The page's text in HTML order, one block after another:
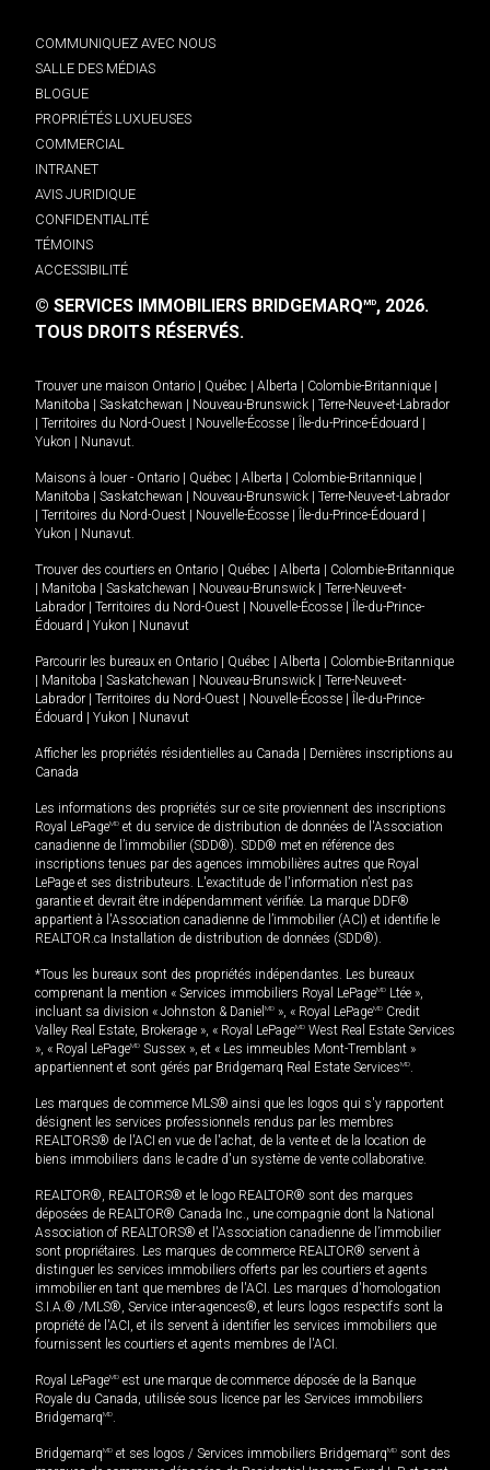
COMMUNIQUEZ AVEC NOUS
SALLE DES MÉDIAS
BLOGUE
PROPRIÉTÉS LUXUEUSES
COMMERCIAL
INTRANET
AVIS JURIDIQUE
CONFIDENTIALITÉ
TÉMOINS
ACCESSIBILITÉ
© SERVICES IMMOBILIERS BRIDGEMARQMD, 2026.
TOUS DROITS RÉSERVÉS.
Trouver une maison Ontario Québec Alberta Colombie-Britannique
Manitoba
Saskatchewan Nouveau-Brunswick
Terre-Neuve-et-Labrador
Territoires du Nord-Ouest Nouvelle-Écosse Île-du-Prince-Édouard
Yukon
Nunavut.
Maisons à louer - Ontario Québec Alberta Colombie-Britannique
Manitoba
Saskatchewan Nouveau-Brunswick
Terre-Neuve-et-Labrador
Territoires du Nord-Ouest Nouvelle-Écosse Île-du-Prince-Édouard
Yukon
Nunavut.
Trouver des courtiers en Ontario Québec Alberta
Colombie-Britannique
Manitoba Saskatchewan Nouveau-Brunswick
Terre-Neuve-et-
Labrador
Territoires du Nord-Ouest Nouvelle-Écosse
Île-du-Prince-
Édouard
Yukon Nunavut
Parcourir les bureaux en Ontario Québec Alberta
Colombie-Britannique
Manitoba Saskatchewan Nouveau-Brunswick
Terre-Neuve-et-
Labrador
Territoires du Nord-Ouest Nouvelle-Écosse
Île-du-Prince-
Édouard
Yukon Nunavut
Afficher les propriétés résidentielles au Canada
Dernières inscriptions au
Canada
Les informations des propriétés sur ce site proviennent des inscriptions
Royal LePageMD et du service de distribution de données de l'Association
canadienne de l’immobilier (SDD®). SDD® met en référence des
inscriptions tenues par des agences immobilières autres que Royal
LePage et ses distributeurs. L'exactitude de l'information n'est pas
garantie et devrait être indépendamment vérifiée. La marque DDF®
appartient à l'Association canadienne de l’immobilier (ACI) et identifie le
REALTOR.ca Installation de distribution de données (SDD®).
*Tous les bureaux sont des propriétés indépendantes. Les bureaux
comprenant la mention « Services immobiliers Royal LePageMD Ltée »,
incluant sa division « Johnston & Daniel MD », « Royal LePageMD Credit
Valley Real Estate, Brokerage », « Royal LePageMD West Real Estate Services
», « Royal LePageMD Sussex », et « Les immeubles Mont-Tremblant »
appartiennent et sont gérés par Bridgemarq Real Estate ServicesMD.
Les marques de commerce MLS® ainsi que les logos qui s'y rapportent
désignent les services professionnels rendus par les membres
REALTORS® de l'ACI en vue de l'achat, de la vente et de la location de
biens immobiliers dans le cadre d'un système de vente collaborative.
REALTOR®, REALTORS® et le logo REALTOR® sont des marques
déposées de REALTOR® Canada Inc., une compagnie dont la National
Association of REALTORS® et l'Association canadienne de l’immobilier
sont propriétaires. Les marques de commerce REALTOR® servent à
distinguer les services immobiliers offerts par les courtiers et agents
immobilier en tant que membres de l'ACI. Les marques d'homologation
S.I.A.® /MLS®, Service inter-agences®, et leurs logos respectifs sont la
propriété de l'ACI, et ils servent à identifier les services immobiliers que
fournissent les courtiers et agents membres de l'ACI.
Royal LePageMD est une marque de commerce déposée de la Banque
Royale du Canada, utilisée sous licence par les Services immobiliers
BridgemarqMD.
BridgemarqMD et ses logos / Services immobiliers BridgemarqMD sont des